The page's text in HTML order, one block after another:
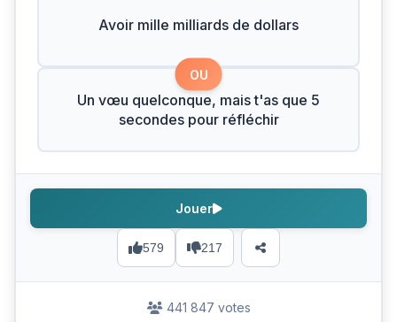
Avoir mille milliards de dollars
OU
Un vœu quelconque, mais t'as que 5
secondes pour réfléchir
579 217
Jouer
441 847 votes